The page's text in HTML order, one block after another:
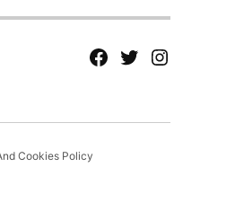
fb Tw tw
Cookies Policy